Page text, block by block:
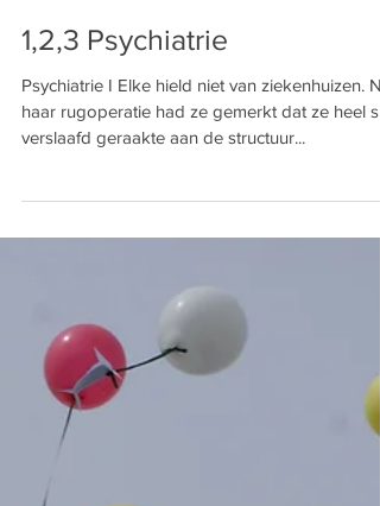
1,2,3 Psychiatrie
Psychiatrie I Elke hield niet van ziekenhuizen.
haar rugoperatie had ze gemerkt dat ze heel